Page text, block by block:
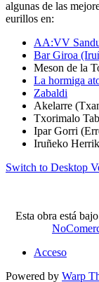
algunas de las
eurillos en:
AA:VV
Bar Giroa
Meson de la
La hormiga
Zabaldi
Akelarre
Txorimalo
Ipar Gorri
Iruñeko
Switch to Desktop
Esta obra está
Acceso
Powered by Warp